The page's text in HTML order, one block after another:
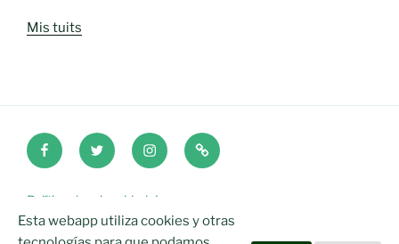
Mis tuits
FacebookTwitter InstagramiOne
Política de privacidad
2020 © Realizado con cariño y dedicación iOne Sport
Esta webapp utiliza cookies y otras